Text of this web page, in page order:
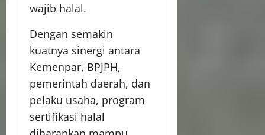
wajib halal.
Dengan semakin
kuatnya sinergi antara
Kemenpar, BPJPH,
pemerintah daerah, dan
pelaku usaha, program
sertifikasi halal